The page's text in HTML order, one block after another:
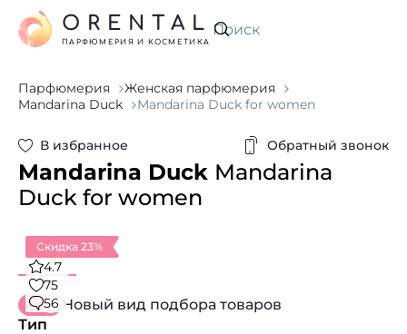
Искать
ORENTAL
ПАРФЮМЕРИЯ И КОСМЕТИКА
Парфюмерия
Женская парфюмерия
Mandarina Duck
Mandarina Duck for women
В избранное Обратный звонок
Mandarina Duck Mandarina
Duck for women
Скидка 23%
4.7
75
56 Новый вид подбора товаров
Тип